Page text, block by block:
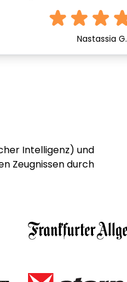
Nastassia G.
Intelligenz) und
Zeugnissen durch